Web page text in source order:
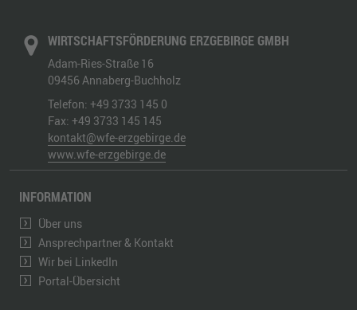
WIRTSCHAFTSFÖRDERUNG ERZGEBIRGE GMBH
Adam-Ries-Straße 16
09456 Annaberg-Buchholz
Telefon: +49 3733 145 0
Fax: +49 3733 145 145
kontakt@wfe-erzgebirge.de
www.wfe-erzgebirge.de
INFORMATION
Über uns
Ansprechpartner & Kontakt
Wir bei LinkedIn
Portal-Übersicht